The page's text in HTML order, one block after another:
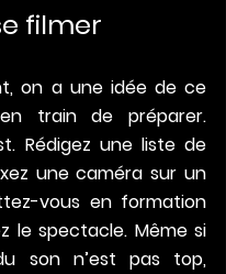
filmer
on a une idée de ce
train de préparer.
Rédigez une liste de
une caméra sur un
vous en formation
le spectacle. Même si
son n’est pas top,